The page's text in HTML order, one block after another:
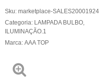
Sku: marketplace-SALES20001924
Categoria: LAMPADA BULBO
ILUMINAÇÃO.1
Marca: AAA TOP